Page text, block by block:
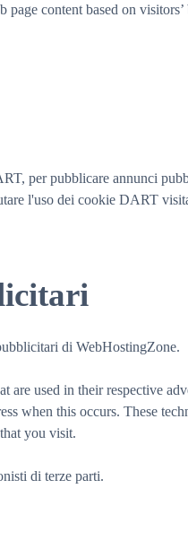
content based on
per pubblicare annunci
l'uso dei cookie DART
di WebHostingZone.
used in their respective
when this occurs. These
you visit.
di terze parti.